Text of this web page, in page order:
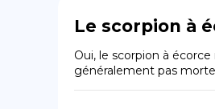
Le scorpion à
Oui, le scorpion à
généralement pas